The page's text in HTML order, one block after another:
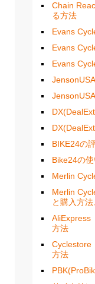
Chain
る方法
Evans
Evans
Evans
BIKE24の
Bike24の
Merlin
Merlin
と購入方
AliExpress
方法
Cyclestore
方法